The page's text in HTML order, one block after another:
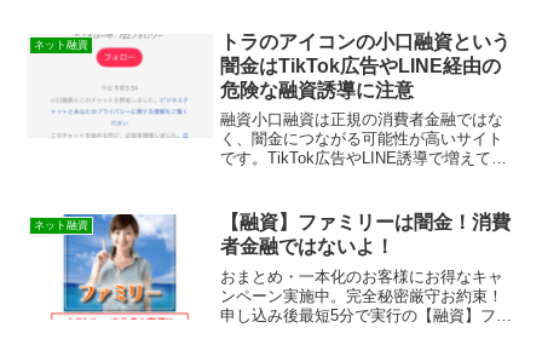
ネット融資
トラのアイコンの小口融資という
闇金はTikTok広告やLINE経由の
危険な融資誘導に注意
融資小口融資は正規の消費者金融ではな
く、闇金につながる可能性が高いサイト
です。TikTok広告やLINE誘導で増えてい
ネット融資
【融資】ファミリーは闇金！消費
者金融ではないよ！
おまとめ・一本化のお客様にお得なキャ
ンペーン実施中。完全秘密厳守お約束！
申し込み後最短5分で実行の【融資】ファ